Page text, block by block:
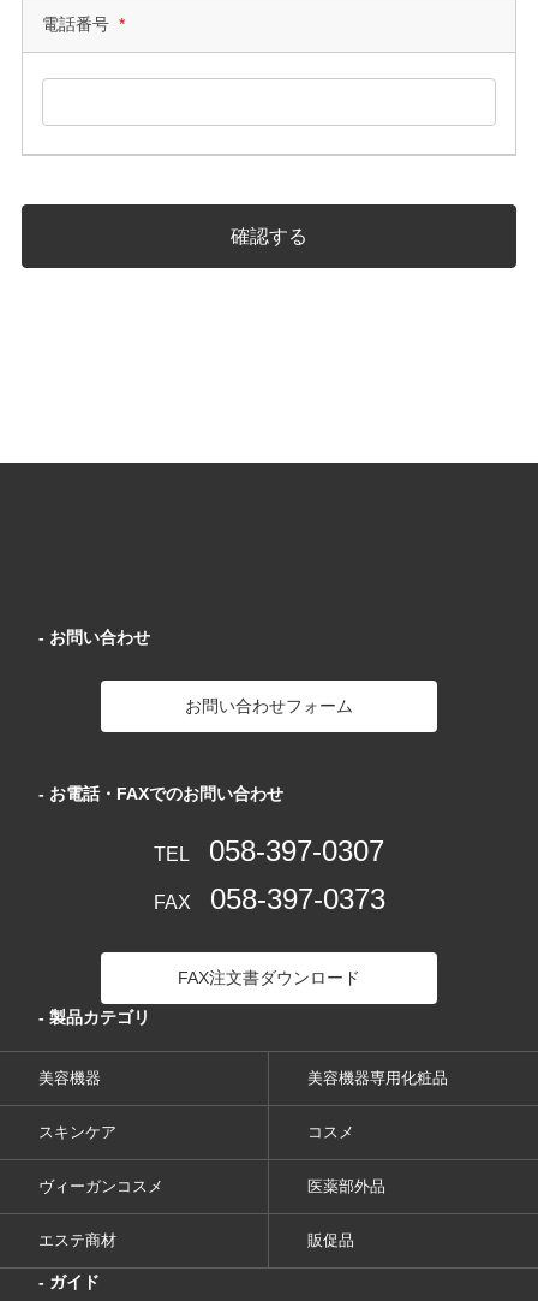
電話番号 *
確認する
- 製品カテゴリ
美容機器 美容機器専用化粧品
スキンケア コスメ
ヴィーガンコスメ 医薬部外品
エステ商材 販促品
- ガイド
- お問い合わせ
お問い合わせフォーム
- お電話・FAXでのお問い合わせ
TEL 058-397-0307
FAX 058-397-0373
FAX注文書ダウンロード